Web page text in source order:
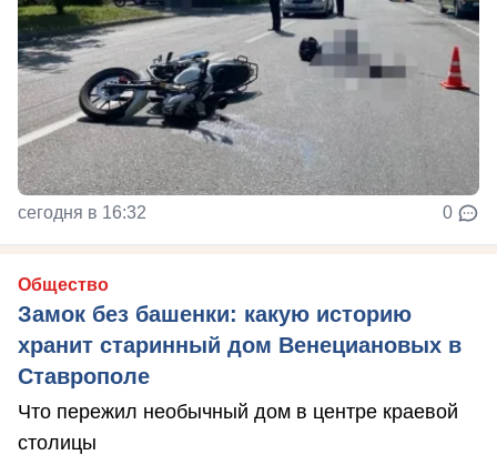
сегодня в 16:32 0
Общество
Замок без башенки: какую историю
хранит старинный дом Венециановых в
Ставрополе
Что пережил необычный дом в центре краевой
столицы